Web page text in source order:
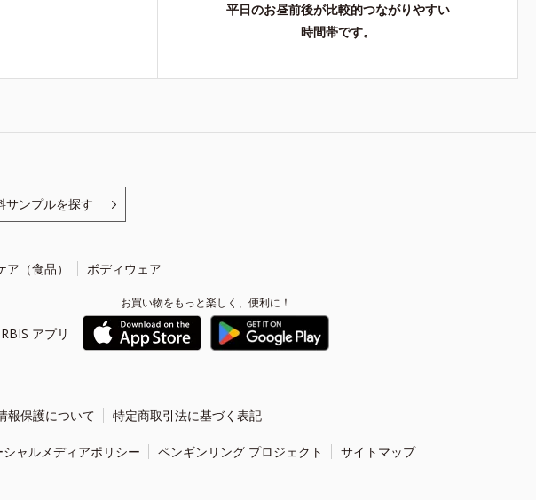
平日のお昼前後が比較的つながりやすい
時間帯です。
サンプルを探す
（食品） ボディウェア
アプリ
お買い物をもっと楽しく、便利に！
報保護について 特定商取引法に基づく表記
シャルメディアポリシー ペンギンリング プロジェクト サイトマップ